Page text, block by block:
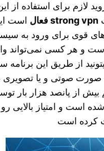
strong vpn فعال
است
قوی برای ورود به
و هر کسی نمی‌تواند
از طریق این برنامه
صورت صوتی و یا
بیش از پانصد هزار بار
شده است و امتیاز بالایی
کرده است